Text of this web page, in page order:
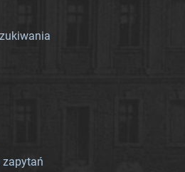
zapytań